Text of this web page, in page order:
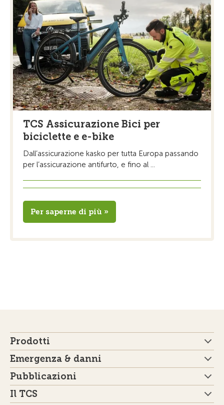
TCS Assicurazione Bici per
biciclette e e-bike
Dall’assicurazione kasko per tutta Europa passando
per l’assicurazione antifurto, e fino al ...
Per saperne di più »
Prodotti
Emergenza & danni
Pubblicazioni
Il TCS